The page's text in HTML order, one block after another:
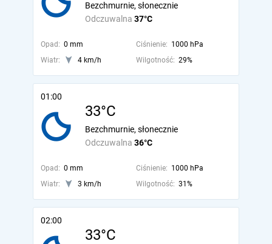
Odczuwalna 37°C
Bezchmurnie, słonecznie
Opad: 0 mm Ciśnienie: 1000 hPa
Wiatr:
4 km/h Wilgotność: 29%
01:00
33°C
Odczuwalna 36°C
Bezchmurnie, słonecznie
Opad: 0 mm Ciśnienie: 1000 hPa
Wiatr:
3 km/h Wilgotność: 31%
02:00
33°C